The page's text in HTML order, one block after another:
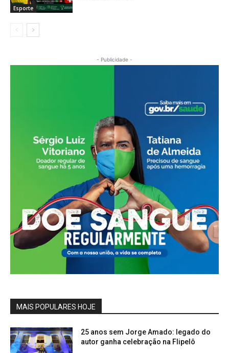
Esporte
- Publicidade -
MAIS POPULARES HOJE
25 anos sem Jorge Amado: legado do
autor ganha celebração na Flipelô